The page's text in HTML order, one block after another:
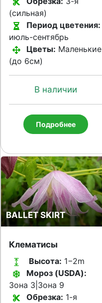
(сильная)
Период цветения:
июль-сентябрь
Цветы: Маленькие
(до 6см)
В наличии
Подробнее
BALLET SKIRT
Клематисы
Высота: 1−2m
Мороз (USDA):
Зона 3|Зона 9
Обрезка: 1-я